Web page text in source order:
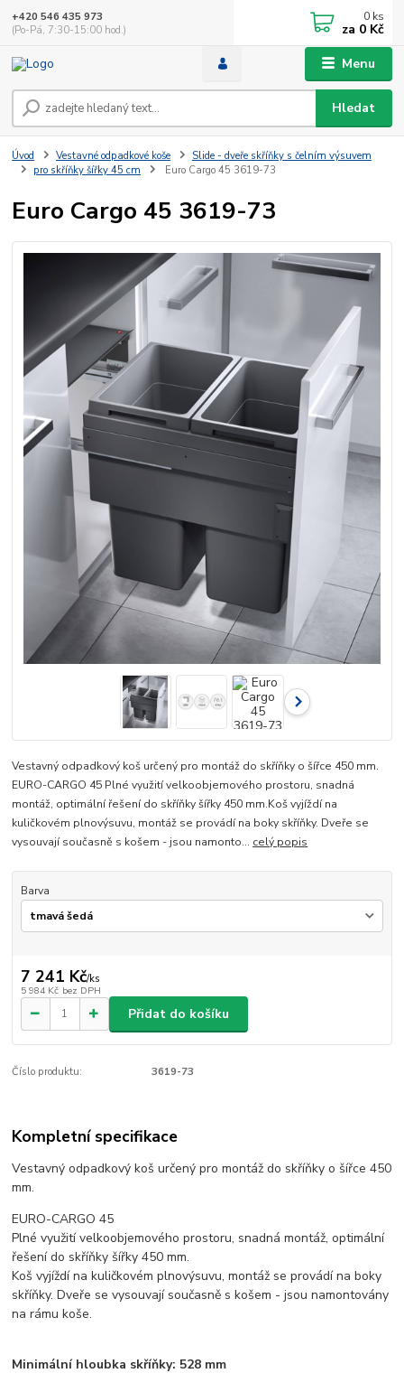
Menu
Hledat
+420 546 435 973
(Po-Pá, 7:30-15:00 hod.)
0 ks
za 0 Kč
Úvod Vestavné odpadkové koše
Slide - dveře skříňky s čelním výsuvem
pro skříňky šířky 45 cm
Euro Cargo 45 3619-73
Euro Cargo 45 3619-73
Vestavný odpadkový koš určený pro montáž do skříňky o šířce 450 mm.
EURO-CARGO 45 Plné využití velkoobjemového prostoru, snadná
montáž, optimální řešení do skříňky šířky 450 mm.Koš vyjíždí na
kuličkovém plnovýsuvu, montáž se provádí na boky skříňky. Dveře se
vysouvají současně s košem - jsou namonto... celý popis
Barva
7 241 Kč/ks
5 984 Kč bez DPH
Přidat do košíku
Číslo produktu: 3619-73
Kompletní specifikace
Vestavný odpadkový koš určený pro montáž do skříňky o šířce 450
mm.
EURO-CARGO 45
Plné využití velkoobjemového prostoru, snadná montáž, optimální
řešení do skříňky šířky 450 mm.
Koš vyjíždí na kuličkovém plnovýsuvu, montáž se provádí na boky
skříňky. Dveře se vysouvají současně s košem - jsou namontovány
na rámu koše.
Minimální hloubka skříňky: 528 mm